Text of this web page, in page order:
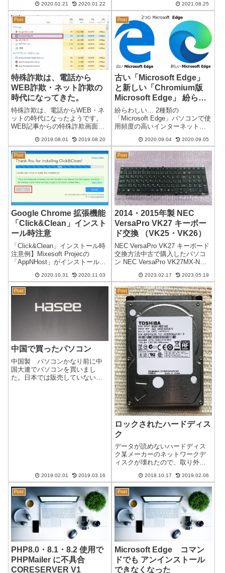
思っています。4K・8Kとは？画
面の解像度のことを表現してい
ます。結局、画面の細かさ（鮮
明さ）...
2020.01.21 2020.01.22
ー Edge（旧） から、2020年1月
に Chromium版 Edge（新） がリ
リースされ、Chrome と ...
2021.08.25
Post
特殊詐欺は、電話から
WEB詐欺・ネット詐欺の
時代になってきた。
特殊詐欺は、電話からWEB・ネ
ットの時代になったようです。
WEB記事からの特殊詐欺画面・
ます。ネット詐欺画面が表示さ
れる現象：Windowsのパソコン
でWEB記事を閲覧していると、
一瞬画面が真っ白になり、「ピ
ー」...
2019.08.01 2019.08.20
Post
古い「Microsoft Edge」
と新しい「Chromium版
Microsoft Edge」 紛らわ
しい…2つの「Microsoft
Edge」
紛らわしい… 2種類の
「Microsoft Edge」パソコンで使
用頻度の高いインターネット閲
ります。その中でも、Microsoft
製のブラウザが複数あり、以前
からあった「Internet Explorer」
と後...
2020.09.04 2020.09.05
Post
Google Chrome 拡張機能
「Click&Clean」インスト
ール時注意
「Click&Clean」インストール時
注意例】Mixesoft Projecの
「AppNHost」がインストールさ
「appnhost」が登録される。注
意してインストールする必要が
あります。■インストール画面※
注意：85...
2020.10.31 2020.11.03
Post
2014・2015年製 NEC
VersaPro VK27 キーボー
ド交換 （VK25・VK26）
NEC VersaPro VK27 キーボード
交換方法中古で購入したパソコ
ン NEC VersaPro VK27MX-N
く叩くかぐりぐり押すと反応す
るキーが複数あり、キーボード
を交換することにしました。出
荷年月...
2023.02.17 2023.05.19
Post
中国で買ったパソコン
中国製 パソコンかなり前に中
国大連でパソコンを買いまし
た。日本では販売していない
2019.02.01 2019.03.16
Post
ロックされたハードディス
ク
データが読めないハードディス
ク某メーカーのネットワークデ
ィスクが壊れたので、取り外し
チHDですが、容量が１Tあった
のでそれなりのデータが入って
います。出来る事なら取り出し
たいデータがあり、可能性にか
けデーター...
2018.10.17 2019.02.06
Post
PHP8.0・8.1・8.2 使用で
PHPMailer に不具合
CORESERVER V1
Post
Microsoft Edge コマン
ドでも アンインストール
できなくなった